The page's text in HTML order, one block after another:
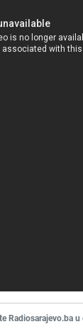
Radiosarajevo.ba